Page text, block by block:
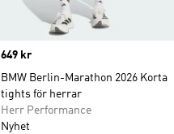
Price
649 kr
BMW Berlin-Marathon 2026 Korta
tights för herrar
Herr Performance
Nyhet